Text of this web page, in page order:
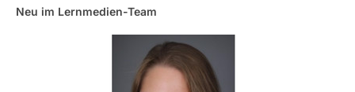
Neu im Lernmedien-Team